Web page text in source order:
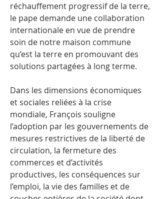
réchauffement progressif de la terre,
le pape demande une collaboration
internationale en vue de prendre
soin de notre maison commune
qu’est la terre en promouvant des
solutions partagées à long terme.
Dans les dimensions économiques
et sociales reliées à la crise
mondiale, François souligne
l’adoption par les gouvernements de
mesures restrictives de la liberté de
circulation, la fermeture des
commerces et d’activités
productives, les conséquences sur
l’emploi, la vie des familles et de